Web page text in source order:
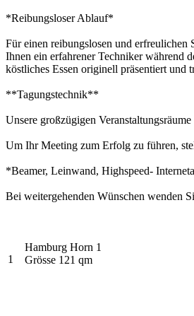
*Reibungsloser Ablauf*
Für einen reibungslosen und erfreulichen
Ihnen ein erfahrener Techniker während
köstliches Essen originell präsentiert und
**Tagungstechnik**
Unsere großzügigen
Um Ihr Meeting zum Erfolg zu führen,
*Beamer, Leinwand, Highspeed-
Bei weitergehenden Wünschen wenden
1
Hamburg Horn 1
Grösse 121 qm